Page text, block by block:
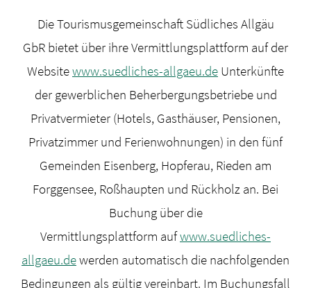
Die Tourismusgemeinschaft Südliches Allgäu
GbR bietet über ihre Vermittlungsplattform auf der
Websitewww.suedliches-allgaeu.de Unterkünfte
der gewerblichen Beherbergungsbetriebe und
Privatvermieter (Hotels, Gasthäuser, Pensionen,
Privatzimmer und Ferienwohnungen) in den fünf
Gemeinden Eisenberg, Hopferau, Rieden am
Forggensee, Roßhaupten und Rückholz an. Bei
Buchung über die
Vermittlungsplattform aufwww.suedliches-
allgaeu.dewerden automatisch die nachfolgenden
Bedingungen als gültig vereinbart. Im Buchungsfall